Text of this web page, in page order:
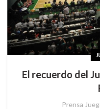
El recuerdo del
Prensa